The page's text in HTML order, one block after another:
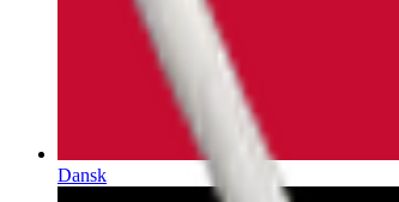
Dansk